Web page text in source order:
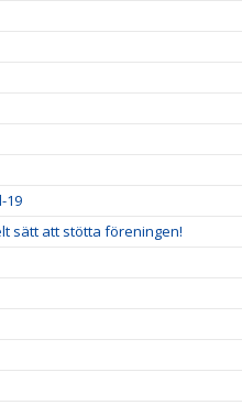
19
sätt att stötta föreningen!